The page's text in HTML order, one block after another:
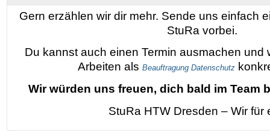
Gern erzählen wir dir mehr. Sende uns einfach
StuRa vorbei.
Du kannst auch einen Termin ausmachen und
Arbeiten alsBeauftragung Datenschutz
Wir würden uns freuen, dich bald im Team
StuRa HTW Dresden – Wir für